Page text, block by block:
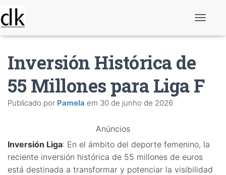
r
o
Inversión Histórica de
55 Millones para Liga F
Publicado por Pamela em 30 de junho de 2026
Anúncios
Inversión Liga: En el ámbito del deporte femenino, la
reciente inversión histórica de 55 millones de euros
está destinada a transformar y potenciar la visibilidad